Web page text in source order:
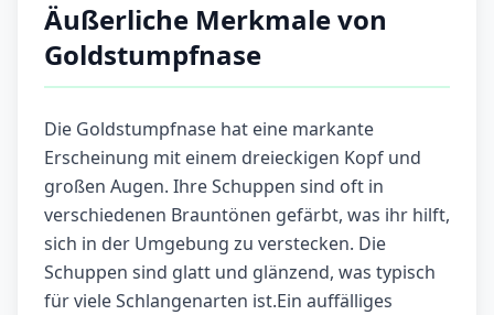
Äußerliche Merkmale von
Goldstumpfnase
Die Goldstumpfnase hat eine markante
Erscheinung mit einem dreieckigen Kopf und
großen Augen. Ihre Schuppen sind oft in
verschiedenen Brauntönen gefärbt, was ihr hilft,
sich in der Umgebung zu verstecken. Die
Schuppen sind glatt und glänzend, was typisch
für viele Schlangenarten ist.Ein auffälliges